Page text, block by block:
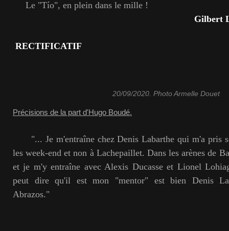
Le "Tío", en plein dans le mille !
Gilbert
RECTIFICATIF
20/09/2020. Photo Armelle Douet
Précisions de la part d'Hugo Boudé.
"... Je m'entraîne chez Denis Labarthe qui m'a pris
les week-end et non à Lachepaillet. Dans les arènes de
et je m'y entraîne avec Alexis Ducasse et Lionel
peut dire qu'il est mon "mentor" est bien Denis
Abrazos."